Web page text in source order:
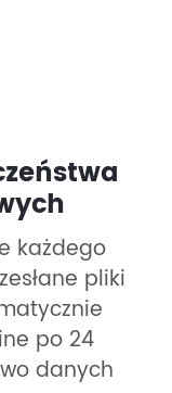
każdego
pliki
po 24
danych